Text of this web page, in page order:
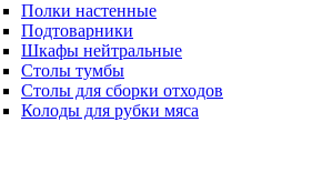
Полки настенные
Подтоварники
Шкафы нейтральные
Столы тумбы
Столы для сборки отходов
Колоды для рубки мяса